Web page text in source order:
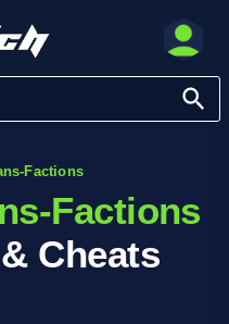
Factions
Factions
Cheats